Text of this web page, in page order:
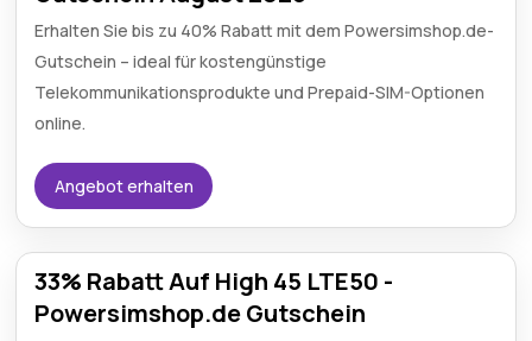
Erhalten Sie bis zu 40% Rabatt mit dem Powersimshop.de-
Gutschein – ideal für kostengünstige
Telekommunikationsprodukte und Prepaid-SIM-Optionen
online.
Angebot erhalten
33% Rabatt Auf High 45 LTE50 -
Powersimshop.de Gutschein